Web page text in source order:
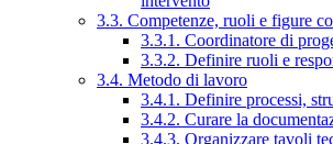
3.3. Competenze, ruoli e figure
3.3.1. Coordinatore di
3.3.2. Definire ruoli e
3.4. Metodo di lavoro
3.4.1. Definire processi,
3.4.2. Curare la
3.4.3. Organizzare tavoli